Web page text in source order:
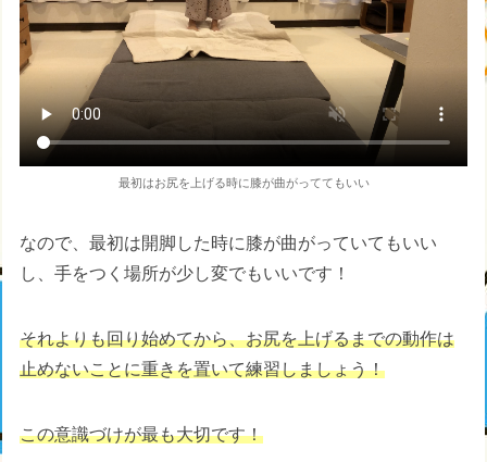
最初はお尻を上げる時に膝が曲がっててもいい
なので、最初は開脚した時に膝が曲がっていてもいい
し、手をつく場所が少し変でもいいです！
それよりも回り始めてから、お尻を上げるまでの動作は
止めないことに重きを置いて練習しましょう！
この意識づけが最も大切です！